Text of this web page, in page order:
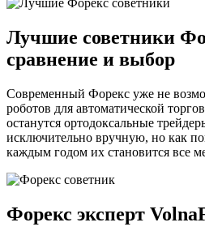
Лучшие советники
сравнение и выбор
Современный Форекс уже не
роботов для автоматической
останутся ортодоксальные
исключительно вручную, но как
каждым годом их становится все
Форекс эксперт